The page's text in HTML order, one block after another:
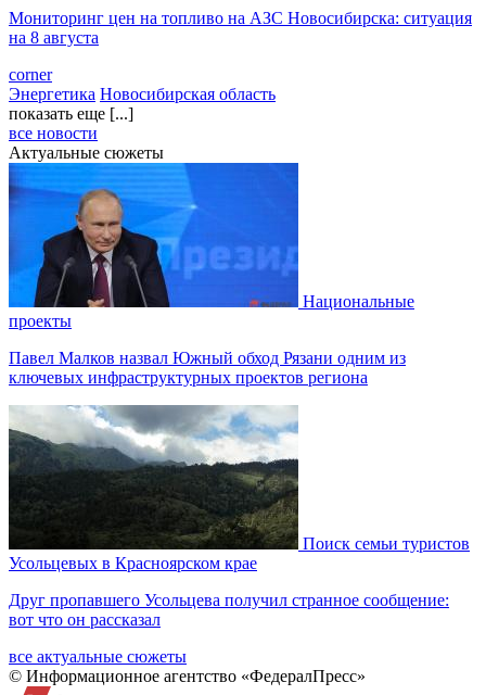
Мониторинг цен на топливо на АЗС Новосибирска: ситуация
на 8 августа
corner
Энергетика Новосибирская область
показать еще [...]
все новости
Актуальные сюжеты
Национальные
проекты
Павел Малков назвал Южный обход Рязани одним из
ключевых инфраструктурных проектов региона
Поиск семьи туристов
Усольцевых в Красноярском крае
Друг пропавшего Усольцева получил странное сообщение:
вот что он рассказал
все актуальные сюжеты
© Информационное агентство «ФедералПресс»